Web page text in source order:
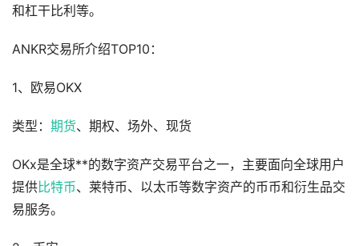
和杠干比利等。
ANKR交易所介绍TOP10：
1、欧易OKX
类型： 期货、期权、场外、现货
OKx是全球**的数字资产交易平台之一，主要面向全球用户
提供比特币、莱特币、以太币等数字资产的币币和衍生品交
易服务。